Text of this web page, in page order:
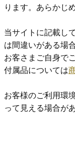
ります。あらかじ
当サイトに記載し
は間違いがある場
お客さまご自身で
付属品については
お客様のご利用環
って見える場合が